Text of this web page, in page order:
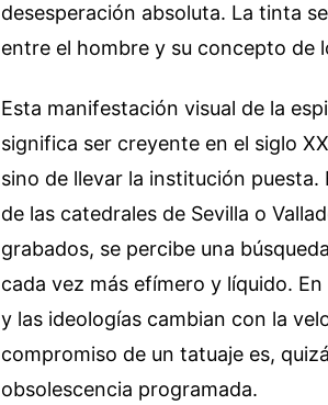
desesperación absoluta. La tinta
entre el hombre y su concepto de
Esta manifestación visual de la
significa ser creyente en el siglo
sino de llevar la institución
de las catedrales de Sevilla o
grabados, se percibe una
cada vez más efímero y líquido.
y las ideologías cambian con la
compromiso de un tatuaje es,
obsolescencia programada.